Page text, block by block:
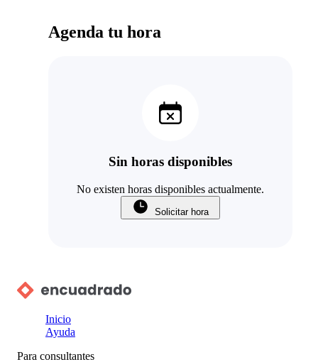
Agenda tu hora
Sin horas disponibles
No existen horas disponibles actualmente.
Solicitar hora
Inicio
Ayuda
Para consultantes